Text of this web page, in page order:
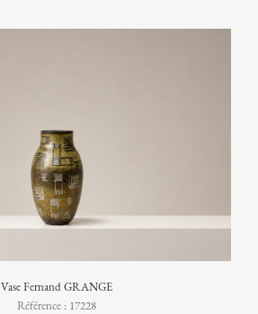
Vase Fernand GRANGE
Référence : 17228